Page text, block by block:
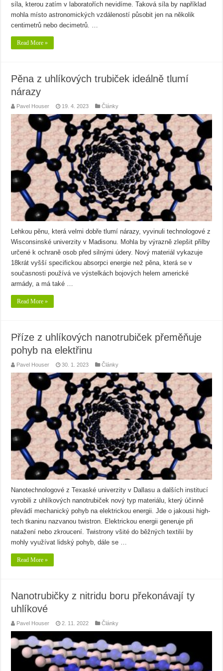
síla, kterou zatím v laboratořích nevidíme. Taková síla by například
mohla místo astronomických vzdáleností působit jen na několik
centimetrů nebo decimetrů. …
Read More »
Pěna z uhlíkových trubiček ideálně tlumí
nárazy
Pavel Houser 19. 4. 2023 Články
Lehkou pěnu, která velmi dobře tlumí nárazy, vyvinuli technologové z
Wisconsinské univerzity v Madisonu. Mohla by výrazně zlepšit přilby
určené k ochraně osob před silnými údery. Nový materiál vykazuje
18krát vyšší specifickou absorpci energie než pěna, která se v
současnosti používá ve výstelkách bojových helem americké
armády, a má také …
Read More »
Příze z uhlíkových nanotrubiček přeměňuje
pohyb na elektřinu
Pavel Houser 30. 1. 2023 Články
Nanotechnologové z Texaské univerzity v Dallasu a dalších institucí
vyrobili z uhlíkových nanotrubiček nový typ materiálu, který účinně
převádí mechanický pohyb na elektrickou energii. Jde o jakousi high-
tech tkaninu nazvanou twistron. Elektrickou energii generuje při
natažení nebo zkroucení. Twistrony všité do běžných textilií by
mohly využívat lidský pohyb, dále se …
Read More »
Nanotrubičky z nitridu boru překonávají ty
uhlíkové
Pavel Houser 2. 11. 2022 Články